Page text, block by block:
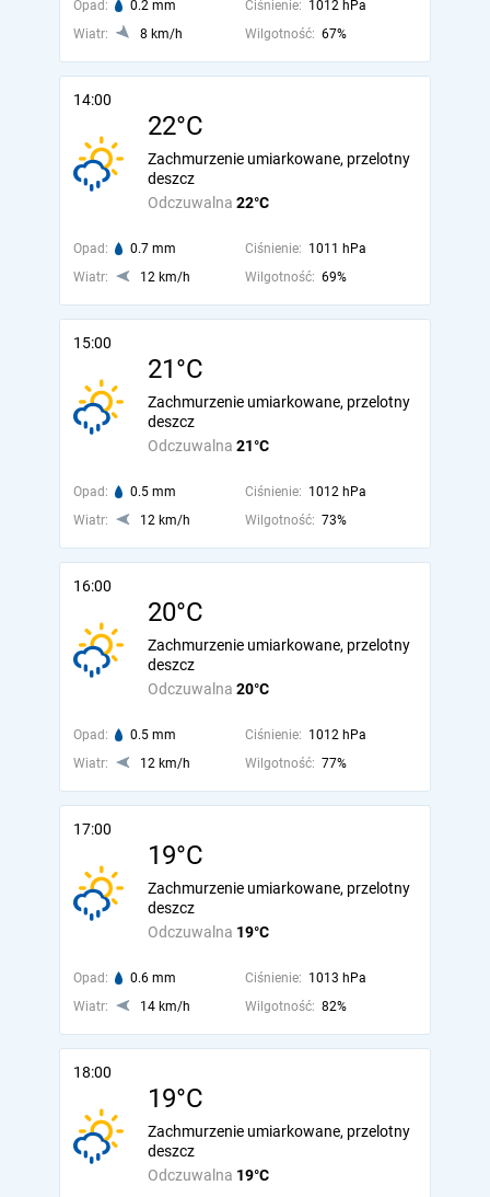
Opad: 0.2 mm Ciśnienie: 1012 hPa
Wiatr:
8 km/h Wilgotność: 67%
14:00
22°C
Odczuwalna 22°C
Zachmurzenie umiarkowane, przelotny
deszcz
Opad: 0.7 mm Ciśnienie: 1011 hPa
Wiatr:
12 km/h Wilgotność: 69%
15:00
21°C
Odczuwalna 21°C
Zachmurzenie umiarkowane, przelotny
deszcz
Opad: 0.5 mm Ciśnienie: 1012 hPa
Wiatr:
12 km/h Wilgotność: 73%
16:00
20°C
Odczuwalna 20°C
Zachmurzenie umiarkowane, przelotny
deszcz
Opad: 0.5 mm Ciśnienie: 1012 hPa
Wiatr:
12 km/h Wilgotność: 77%
17:00
19°C
Odczuwalna 19°C
Zachmurzenie umiarkowane, przelotny
deszcz
Opad: 0.6 mm Ciśnienie: 1013 hPa
Wiatr:
14 km/h Wilgotność: 82%
18:00
19°C
Odczuwalna 19°C
Zachmurzenie umiarkowane, przelotny
deszcz